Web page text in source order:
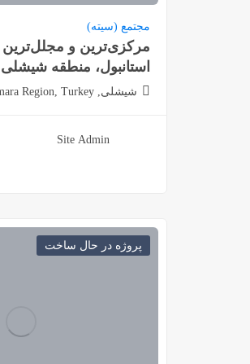
مجتمع (سیته)
مرکزی‌ترین و
استانبول، منطقه شیشلی
شیشلی, Istanbul, Marmara Region, Turkey
Site Admin
پروژه در حال ساخت